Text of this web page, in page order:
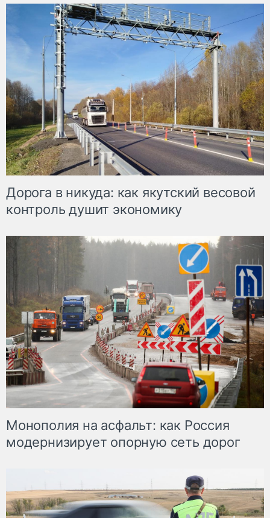
Дорога в никуда: как якутский весовой
контроль душит экономику
Монополия на асфальт: как Россия
модернизирует опорную сеть дорог